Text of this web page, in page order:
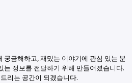
궁금해하고, 재밌는 이야기에 관심 있는 분
는 정보를 전달하기 위해 만들어졌습니다.
리는 공간이 되겠습니다.